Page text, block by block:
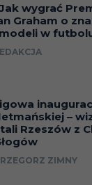
wygrać
Graham o
w
–
Rzeszów z
ZIMNY